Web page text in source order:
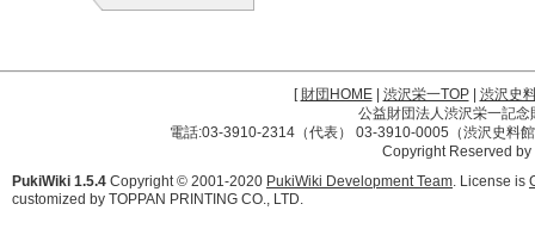
[財団HOME| 渋沢栄一TOP| 渋沢史
公益財団法人渋沢栄一記
電話:03-3910-2314（代表） 03-3910-0005（渋沢史料
Copyright Reserved
PukiWiki 1.5.4 Copyright © 2001-2020 PukiWiki Development Team. License is
customized by TOPPAN PRINTING CO., LTD.